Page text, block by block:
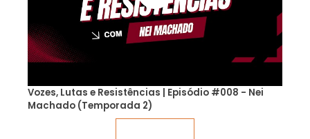
Vozes, Lutas e Resistências | Episódio #008 - Nei
Machado (Temporada 2)